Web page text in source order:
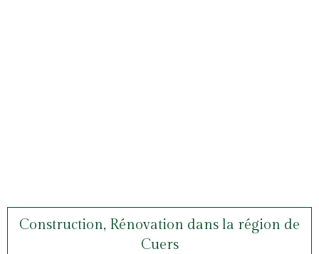
Construction, Rénovation dans la région de
Cuers